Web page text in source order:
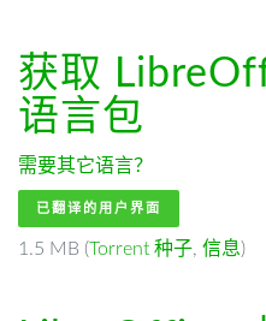
获取
语言包
需要其它语言？
已翻译的用户界面
1.5 MB (Torrent 种子, 信息)